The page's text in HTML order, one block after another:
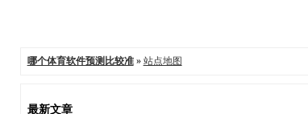
哪个体育软件预测比较准» 站点地图
最新文章